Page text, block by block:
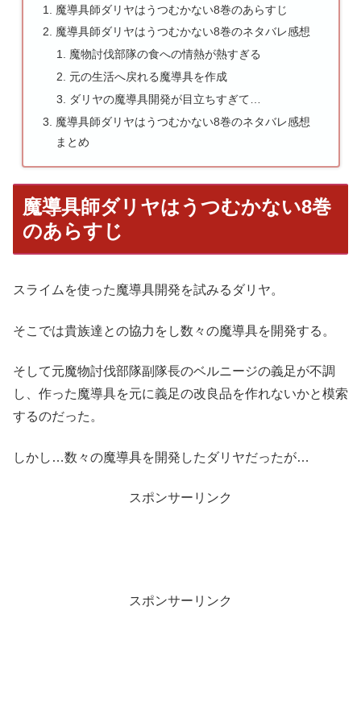
魔導具師ダリヤはうつむかない8巻のあらすじ
魔導具師ダリヤはうつむかない8巻のネタバレ感想
魔物討伐部隊の食への情熱が熱すぎる
元の生活へ戻れる魔導具を作成
ダリヤの魔導具開発が目立ちすぎて…
魔導具師ダリヤはうつむかない8巻のネタバレ感想
まとめ
魔導具師ダリヤはうつむかない8巻
のあらすじ
スライムを使った魔導具開発を試みるダリヤ。
そこでは貴族達との協力をし数々の魔導具を開発する。
そして元魔物討伐部隊副隊長のベルニージの義足が不調
し、作った魔導具を元に義足の改良品を作れないかと模索
するのだった。
しかし…数々の魔導具を開発したダリヤだったが…
スポンサーリンク
スポンサーリンク